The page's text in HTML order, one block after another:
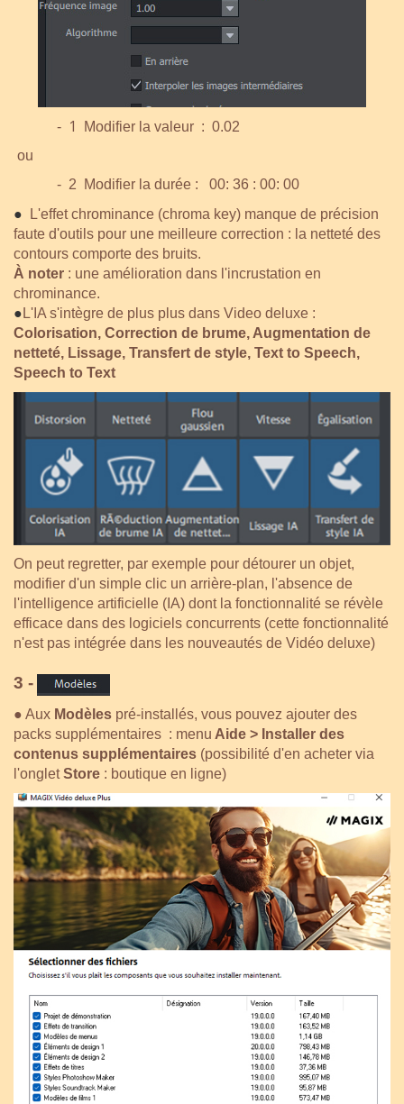
- 1
Modifier la valeur : 0.02
ou
- 2 Modifier la durée : 00: 36 : 00: 00
●
L'effet chrominance (chroma key) manque de précision
faute d'outils pour une meilleure correction : la netteté des
contours comporte des bruits.
À noter : une amélioration dans l'incrustation en
chrominance.
● L'IA s'intègre de plus plus dans Video deluxe :
Colorisation, Correction de brume, Augmentation de
netteté, Lissage, Transfert de style, Text to Speech,
Speech to Text
On peut regretter, par exemple pour détourer un objet,
modifier d'un simple clic un arrière-plan, l'absence de
l'intelligence artificielle (IA) dont la fonctionnalité se révèle
efficace dans des logiciels concurrents (cette fonctionnalité
n'est pas intégrée dans les nouveautés de Vidéo deluxe)
3 -
● Aux Modèl es pré-installés, vous pouvez ajouter des
packs supplémentaires : menu Aide > Installer des
contenus supplémentaires (possibilité d'en acheter via
l'ongletStore : boutique en ligne)